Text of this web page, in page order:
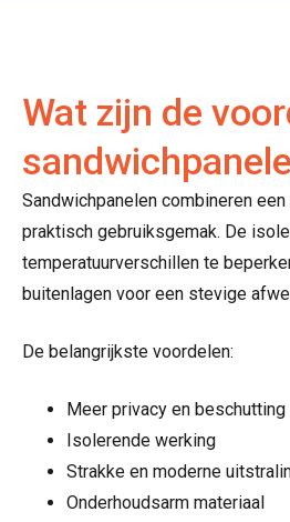
Wat zijn de
Sandwichpanelen combineren
praktisch gebruiksgemak. De
temperatuurverschillen te
buitenlagen voor een stevige
De belangrijkste voordelen:
Meer privacy en beschutting
Isolerende werking
Strakke en moderne
Onderhoudsarm materiaal